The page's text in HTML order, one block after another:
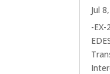
Jul
-